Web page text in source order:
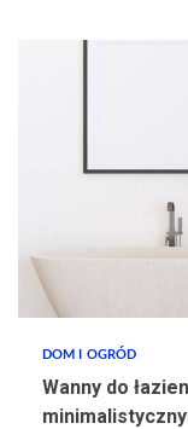
DOM I OGRÓD
Wanny do